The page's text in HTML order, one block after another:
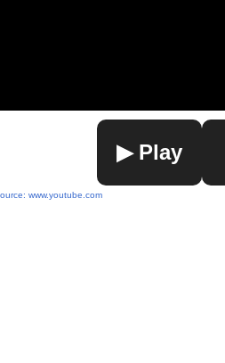
▶ Play
www.youtube.com